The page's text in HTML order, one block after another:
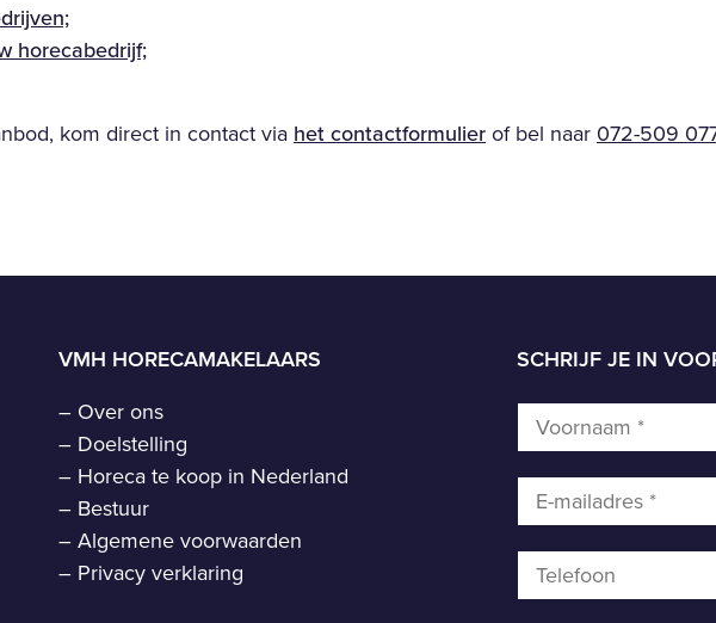
horecabedrijf;
kom direct in contact via het contactformulierof bel naar 072-509
VMH HORECAMAKELAARS
– Over ons
– Doelstelling
– Horeca te koop in Nederland
– Bestuur
–Algemene voorwaarden
– Privacy verklaring
SCHRIJF JE IN